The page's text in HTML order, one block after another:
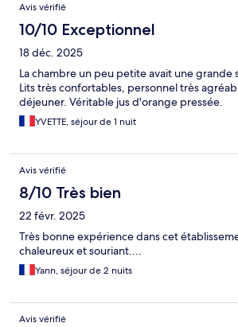
Avis vérifié
10/10 Exceptionnel
18 déc. 2025
La chambre un peu petite avait une grande
Lits très confortables, personnel très
déjeuner. Véritable jus d'orange pressée.
YVETTE, séjour de 1 nuit
Avis vérifié
8/10 Très bien
22 févr. 2025
Très bonne expérience dans cet
chaleureux et souriant....
Yann, séjour de 2 nuits
Avis vérifié